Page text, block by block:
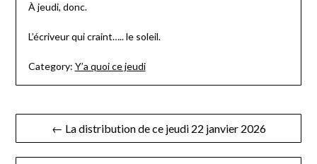
À jeudi, donc.
L’écriveur qui craint….. le soleil.
Category: Y’a quoi ce jeudi
Navigation
de
← La distribution de ce jeudi 22 janvier 2026